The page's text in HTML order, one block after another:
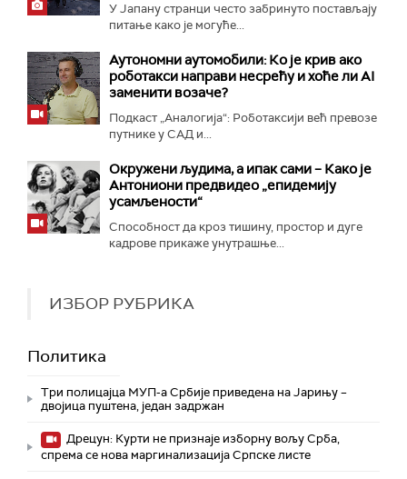
У Јапану странци често забринуто постављају
питање како је могуће...
Аутономни аутомобили: Ко је крив ако
роботакси направи несрећу и хоће ли AI
заменити возаче?
Подкаст „Аналогија“: Роботаксији већ превозе
путнике у САД и...
Окружени људима, а ипак сами – Како је
Антониони предвидео „епидемију
усамљености“
Способност да кроз тишину, простор и дуге
кадрове прикаже унутрашње...
ИЗБОР РУБРИКА
Политика
Три полицајца МУП-а Србије приведена на Јарињу –
двојица пуштена, један задржан
Дрецун: Курти не признаје изборну вољу Срба,
спрема се нова маргинализација Српске листе